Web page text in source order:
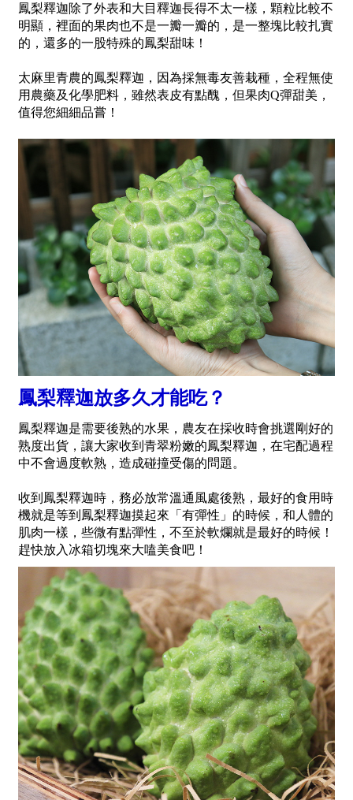
鳳梨釋迦除了外表和大目釋迦長得不太一樣，顆粒比較不
明顯，裡面的果肉也不是一瓣一瓣的，是一整塊比較扎實
的，還多的一股特殊的鳳梨甜味！
太麻里青農的鳳梨釋迦，因為採無毒友善栽種，全程無使
用農藥及化學肥料，雖然表皮有點醜，但果肉Q彈甜美，
值得您細細品嘗！
鳳梨釋迦放多久才能吃？
鳳梨釋迦是需要後熟的水果，農友在採收時會挑選剛好的
熟度出貨，讓大家收到青翠粉嫩的鳳梨釋迦，在宅配過程
中不會過度軟熟，造成碰撞受傷的問題。
收到鳳梨釋迦時，務必放常溫通風處後熟，最好的食用時
機就是等到鳳梨釋迦摸起來「有彈性」的時候，和人體的
肌肉一樣，些微有點彈性，不至於軟爛就是最好的時候！
趕快放入冰箱切塊來大嗑美食吧！